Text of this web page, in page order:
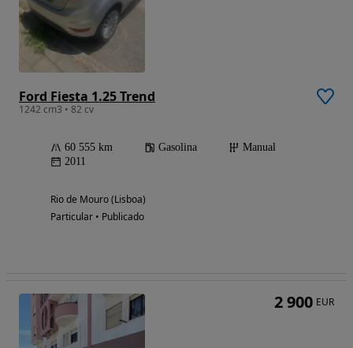
Ford Fiesta 1.25 Trend
1242 cm3 • 82 cv
60 555 km Gasolina
Manual
2011
Rio de Mouro (Lisboa)
Particular • Publicado
2 900 EUR